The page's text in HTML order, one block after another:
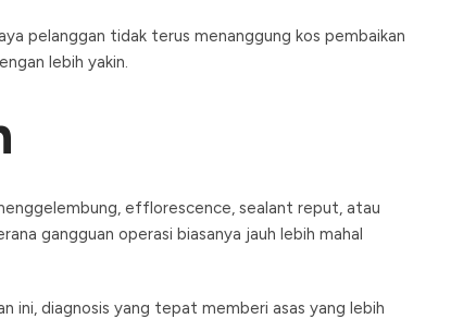
pelanggan tidak terus menanggung kos pembaikan
lebih yakin.
efflorescence, sealant reput, atau
gangguan operasi biasanya jauh lebih mahal
ini, diagnosis yang tepat memberi asas yang lebih